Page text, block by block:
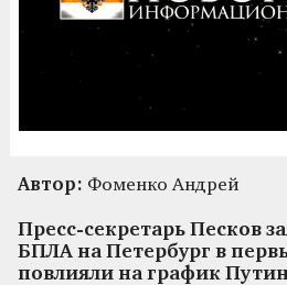
Автор: Фоменко Андрей
Пресс-секретарь Песков
БПЛА на Петербург в
повлияли на график